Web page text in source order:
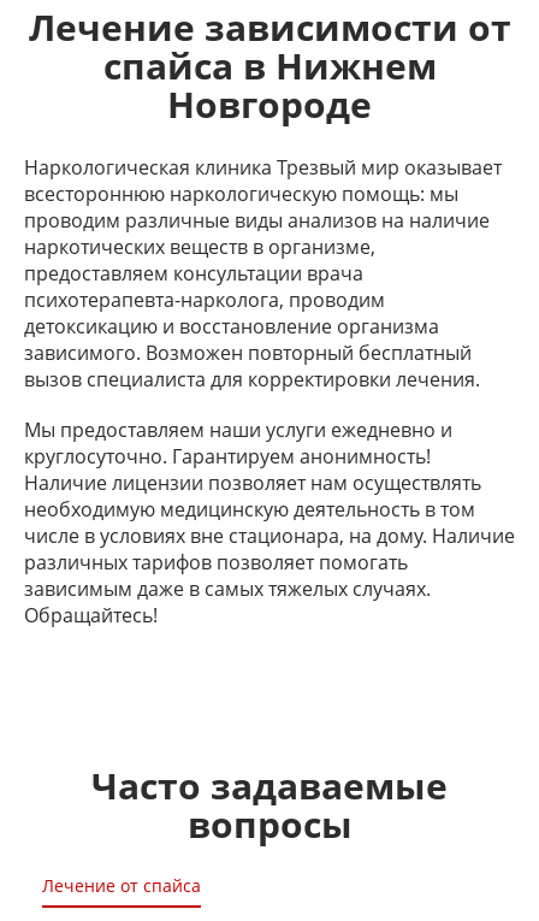
Лечение зависимости от
спайса в Нижнем
Новгороде
Наркологическая клиника Трезвый мир оказывает
всестороннюю наркологическую помощь: мы
проводим различные виды анализов на наличие
наркотических веществ в организме,
предоставляем консультации врача
психотерапевта-нарколога, проводим
детоксикацию и восстановление организма
зависимого. Возможен повторный бесплатный
вызов специалиста для корректировки лечения.
Мы предоставляем наши услуги ежедневно и
круглосуточно. Гарантируем анонимность!
Наличие лицензии позволяет нам осуществлять
необходимую медицинскую деятельность в том
числе в условиях вне стационара, на дому. Наличие
различных тарифов позволяет помогать
зависимым даже в самых тяжелых случаях.
Обращайтесь!
Часто задаваемые
вопросы
Лечение от спайса